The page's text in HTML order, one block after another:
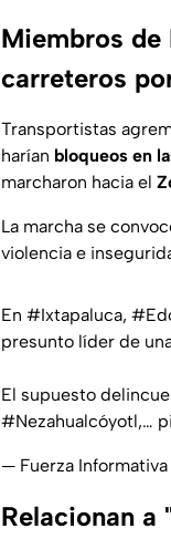
Miembros de
carreteros
Transportistas
harían bloqueos en
marcharon hacia el
La marcha se
violencia e
En #Ixtapaluca,
presunto líder de
El supuesto
#Nezahualcóyotl,…
— Fuerza
Relacionan